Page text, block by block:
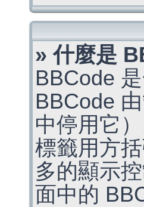
» 什麼是
BBCode
BBCode
中停用它
標籤用方
多的顯示
面中的